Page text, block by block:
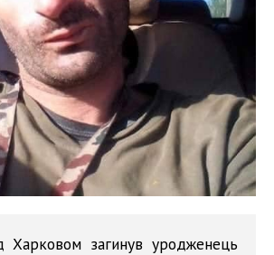
Харковом загинув уродженець